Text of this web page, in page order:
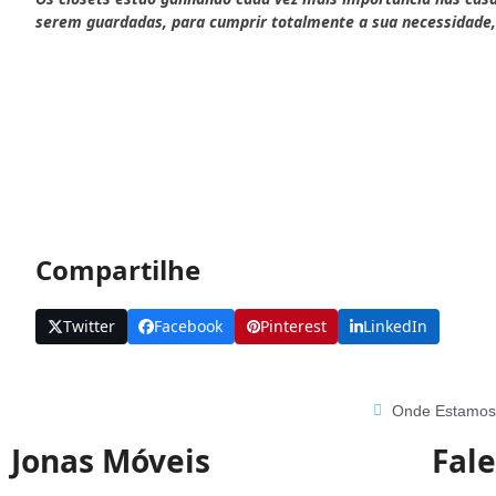
serem guardadas, para cumprir totalmente a sua
Compartilhe
Twitter Facebook Pinterest LinkedIn
Onde Estamos
Jonas Móveis